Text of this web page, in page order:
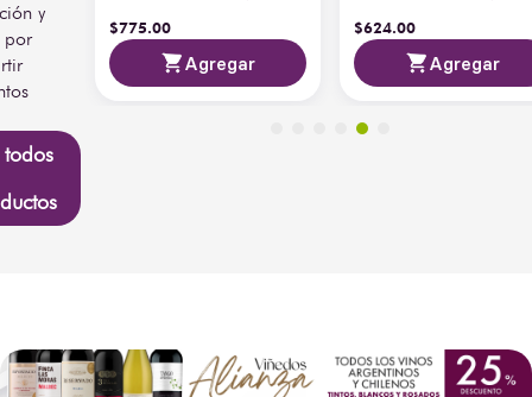
y
por
todos
$775.00
Agregar
$624.00
Agregar